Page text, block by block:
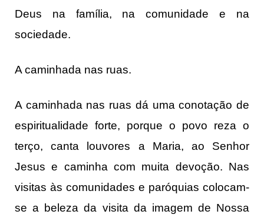
Deus na família, na comunidade e na
sociedade.
A caminhada nas ruas.
A caminhada nas ruas dá uma conotação de
espiritualidade forte, porque o povo reza o
terço, canta louvores a Maria, ao Senhor
Jesus e caminha com muita devoção. Nas
visitas às comunidades e paróquias colocam-
se a beleza da visita da imagem de Nossa